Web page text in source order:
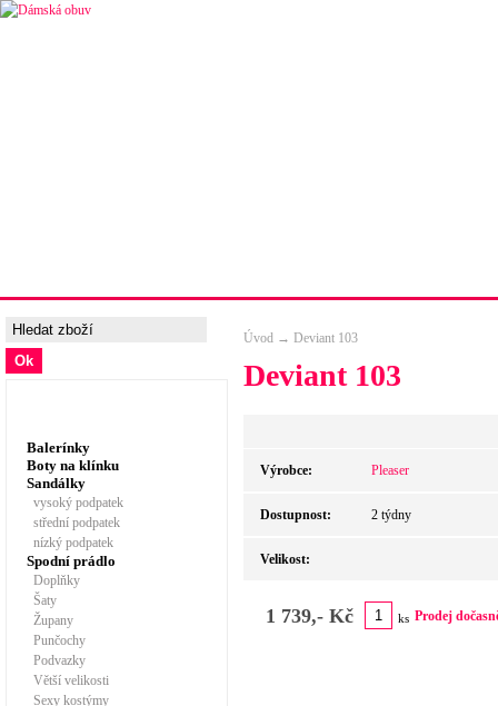
Balerínky
Boty na klínku
Sandálky
vysoký podpatek
střední podpatek
nízký podpatek
Spodní prádlo
Doplňky
Šaty
Župany
Punčochy
Podvazky
Větší velikosti
Sexy kostýmy
Úvod → Deviant 103
Deviant 103
Výrobce: Pleaser
Dostupnost: 2 týdny
Velikost:
1 739,- Kč ks Prodej